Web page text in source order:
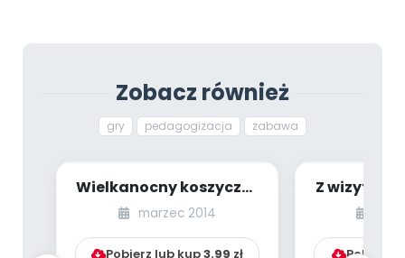
Zobacz również
gry pedagogizacja zabawa
Wielkanocny koszyczek
(Baśniowa Kapela)
marzec 2014
Pobierz lub kup3.99 zł
Z wizytą w
z literką
Pobierz